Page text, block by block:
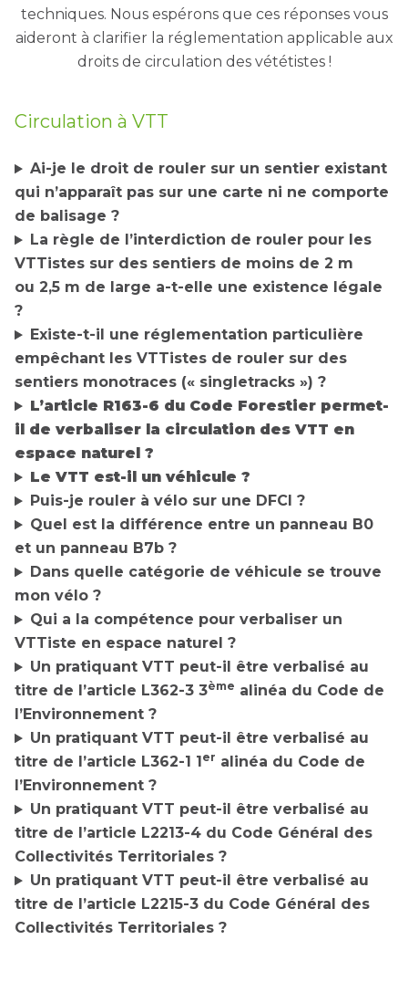
techniques. Nous espérons que ces réponses vous
aideront à clarifier la réglementation applicable aux
droits de circulation des vététistes !
Circulation à VTT
Ai-je le droit de rouler sur un sentier existant
qui n’apparaît pas sur une carte ni ne comporte
de balisage ?
La règle de l’interdiction de rouler pour les
VTTistes sur des sentiers de moins de 2 m
ou 2,5 m de large a-t-elle une existence légale
?
Existe-t-il une réglementation particulière
empêchant les VTTistes de rouler sur des
sentiers monotraces (« singletracks ») ?
L’article R163-6 du Code Forestier permet-
il de verbaliser la circulation des VTT en
espace naturel ?
Le VTT est-il un véhicule ?
Puis-je rouler à vélo sur une DFCI ?
Quel est la différence entre un panneau B0
et un panneau B7b ?
Dans quelle catégorie de véhicule se trouve
mon vélo ?
Qui a la compétence pour verbaliser un
VTTiste en espace naturel ?
Un pratiquant VTT peut-il être verbalisé au
titre de l’article L362-3 3ème alinéa du Code de
l’Environnement ?
Un pratiquant VTT peut-il être verbalisé au
titre de l’article L362-1 1 er alinéa du Code de
l’Environnement ?
Un pratiquant VTT peut-il être verbalisé au
titre de l’article L2213-4 du Code Général des
Collectivités Territoriales ?
Un pratiquant VTT peut-il être verbalisé au
titre de l’article L2215-3 du Code Général des
Collectivités Territoriales ?